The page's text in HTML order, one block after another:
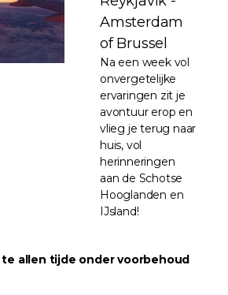
Amsterdam
of Brussel
Na een week vol
onvergetelijke
ervaringen zit je
avontuur erop en
vlieg je terug naar
huis, vol
herinneringen
aan de Schotse
Hooglanden en
IJsland!
te allen tijde onder voorbehoud